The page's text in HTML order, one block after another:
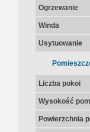
Ogrzewanie
Winda
Usytuowanie
Liczba pokoi
Wysokość
Powierzchnia